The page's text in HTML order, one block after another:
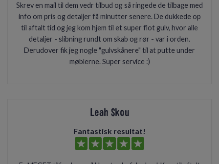
Skrev en mail til dem vedr tilbud og så ringede de tilbage med
info om pris og detaljer få minutter senere. De dukkede op
til aftalt tid og jeg kom hjem til et super flot gulv, hvor alle
detaljer - slibning rundt om skab og rør - var i orden.
Derudover fik jeg nogle "gulvskånere" til at putte under
møblerne. Super service :)
Leah Skou
Fantastisk resultat!